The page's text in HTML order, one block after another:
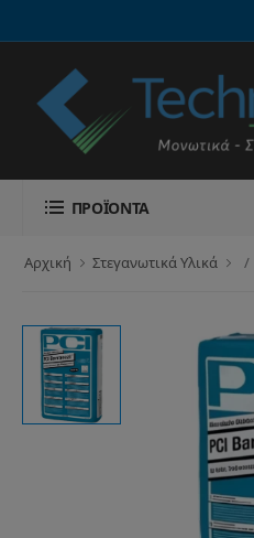
ΠΡΟΪΌΝΤΑ
Αρχική Στεγανωτικά Υλικά